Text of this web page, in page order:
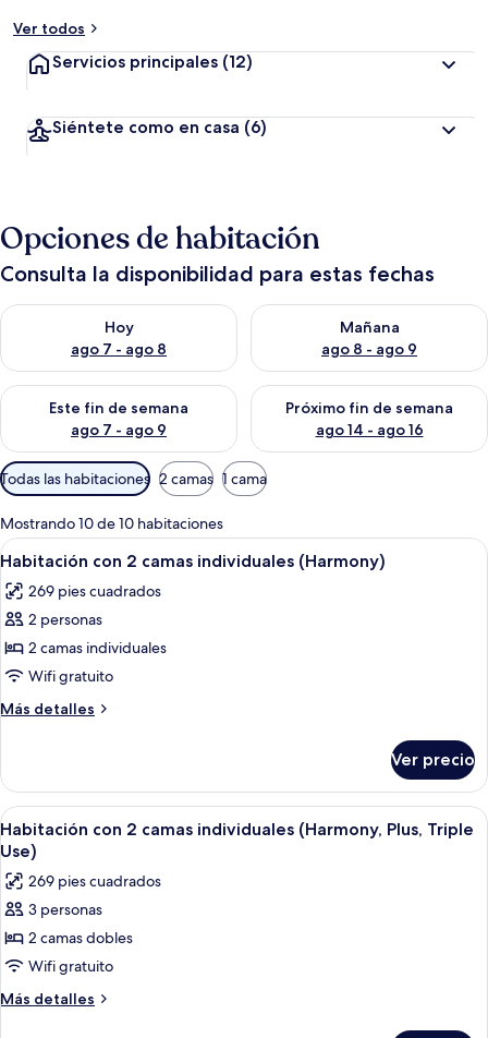
Ver todos
Servicios principales (12)
Siéntete como en casa (6)
Opciones de habitación
Consulta la disponibilidad para estas fechas
Hoy
ago 7 - ago 8
Consulta la disponibilidad para hoy ago 7 - ago 8
Mañana
ago 8 - ago 9
Consulta la disponibilidad
Este fin de semana
ago 7 - ago 9
Consulta la disponibilidad para este fin de semana ago 7 -
Próximo fin de semana
ago 14 - ago 16
Consulta la disponibilidad
Filtros
disponibles
para
las
habitaciones
Todas las habitaciones 2 camas 1 cama
Mostrando 10 de 10 habitaciones
Abrir
todas
las
fotos
de
Habitación
con
2
individuales
(Harmony)
Habitación de hotel con dos camas,
5
Habitación con 2 camas individuales (Harmony)
269 pies cuadrados
2 personas
2 camas individuales
Wifi gratuito
Más detalles
Más
con
camas
individuales
(Harmony)
Ver precio
Abrir
todas
las
fotos
de
Habitación
con
2
Una habitación de hotel con dos
5
Habitación con 2 camas individuales (Harmony, Plus, Triple
Use)
269 pies cuadrados
3 personas
2 camas dobles
Wifi gratuito
Más detalles
Más